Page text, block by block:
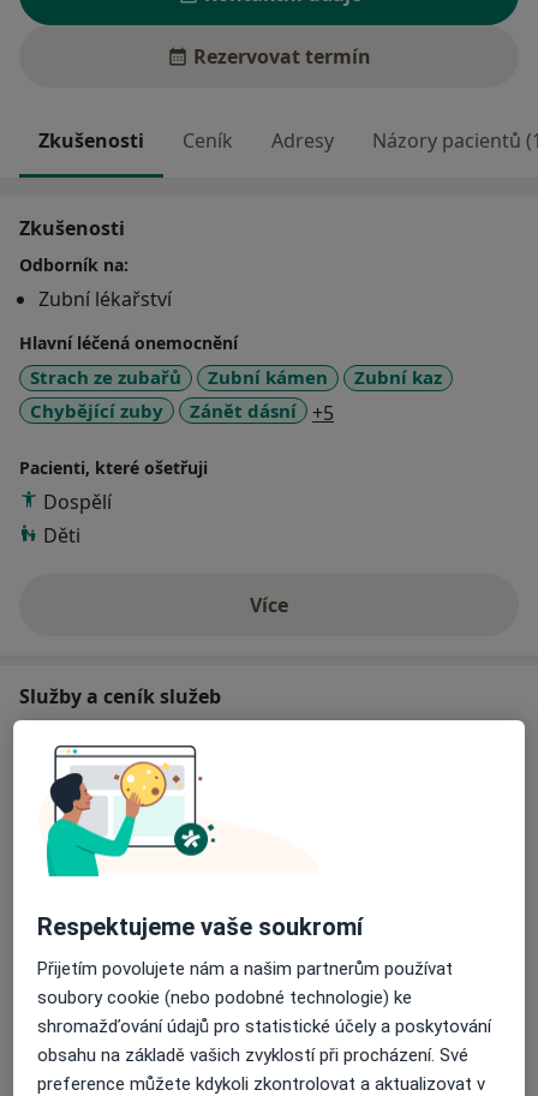
Rezervovat termín
Zkušenosti Ceník Adresy Názory pacientů
Zkušenosti
Odborník na:
Zubní lékařství
Hlavní léčená onemocnění
Strach ze zubařů Zubní kámen
Zubní kaz
Chybějící zuby
Zánět dásní +5
Pacienti, které ošetřuji
Dospělí
Děti
Víceo zkušenostech
Služby a ceník služeb
Bělení zubů
Detaily
Prevence zubního kazu
Detaily
Zubní vyšetření
Detaily
Zubní korunky
Detaily
Respektujeme vaše soukromí
Přijetím povolujete nám a našim partnerům používat
soubory cookie (nebo podobné technologie) ke
shromažďování údajů pro statistické účely a poskytování
obsahu na základě vašich zvyklostí při procházení. Své
preference můžete kdykoli zkontrolovat a aktualizovat v